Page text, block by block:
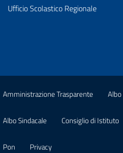
Ufficio Scolastico Regionale
Amministrazione Trasparente Albo
Albo Sindacale Consiglio di Istituto
Pon Privacy